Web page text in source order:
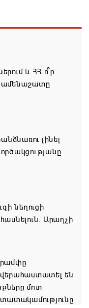
և ՀՀ ո՞ր
ամենաշատը
լինել
նեղուցի
Արաղչի
վերահաստատել են
մոտ